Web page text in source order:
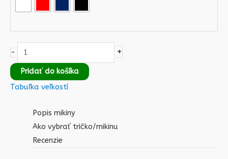
- +
Pridať do košíka
Tabuľka veľkostí
Popis mikiny
Ako vybrať tričko/mikinu
Recenzie